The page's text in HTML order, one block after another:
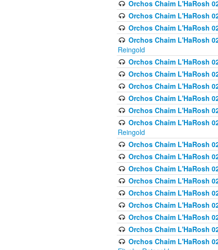
Orchos Chaim L'HaRosh
Orchos Chaim L'HaRosh
Orchos Chaim L'HaRosh
Orchos Chaim L'HaRosh
Reingold
Orchos Chaim L'HaRosh
Orchos Chaim L'HaRosh
Orchos Chaim L'HaRosh
Orchos Chaim L'HaRosh
Orchos Chaim L'HaRosh
Orchos Chaim L'HaRosh
Reingold
Orchos Chaim L'HaRosh
Orchos Chaim L'HaRosh
Orchos Chaim L'HaRosh
Orchos Chaim L'HaRosh
Orchos Chaim L'HaRosh
Orchos Chaim L'HaRosh
Orchos Chaim L'HaRosh
Orchos Chaim L'HaRosh
Orchos Chaim L'HaRosh